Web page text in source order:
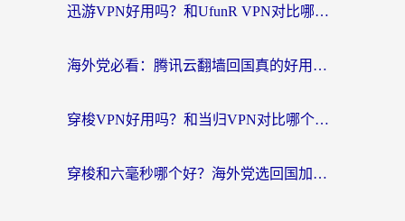
迅游VPN好用吗？和UfunR VPN对比哪个回国效果更好？海外党亲测避坑指南
海外党必看：腾讯云翻墙回国真的好用吗？+ 3步选对回国加速器指南
穿梭VPN好用吗？和当归VPN对比哪个回国效果更好？海外党亲测实用指南
穿梭和六毫秒哪个好？海外党选回国加速器的避坑指南，附番茄加速器实测